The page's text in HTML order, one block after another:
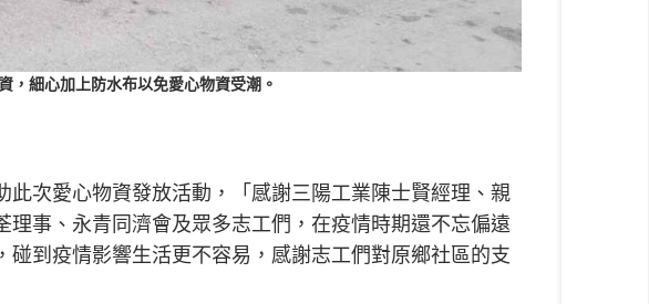
，細心加上防水布以免愛心物資受潮。
次愛心物資發放活動，「感謝三陽工業陳士賢經理、親
事、永青同濟會及眾多志工們，在疫情時期還不忘偏遠
到疫情影響生活更不容易，感謝志工們對原鄉社區的支